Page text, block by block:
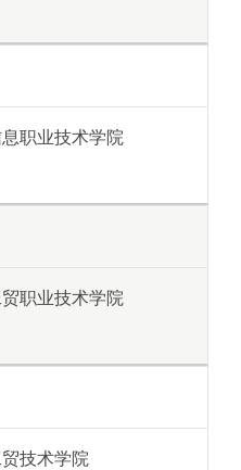
职业技术学院
职业技术学院
技术学院